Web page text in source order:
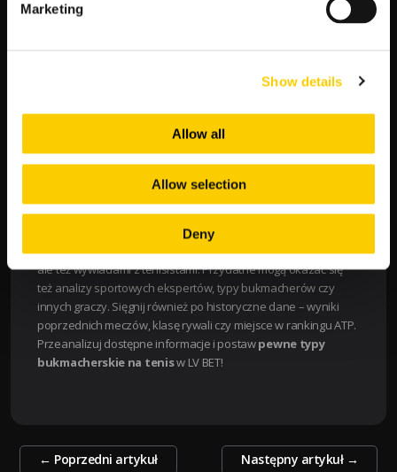
Marketing
Show details
Allow all
Allow selection
Deny
tym wskażesz zwycięzcę, dokładny wynik, obstawisz gemy czy
handicapy. Na każdy z nich otrzymasz wysokie kursy, a do
TENIS ATP W LV BET
Nowy sezon tenisowy to nowe możliwości wzakładach
LV BET! Aby stawiać tylko pewne typy i cieszyć
Kluczowe są aktualne informacje o formie i możliwości
zawodników. Warto zajrzeć do mediów społecznościowych i
zapoznać się z informacjami z treningów oraz przygotowań,
ale też wywiadami z tenisistami. Przydatne mogą okazać się
też analizy sportowych ekspertów, typy bukmacherów czy
innych graczy. Sięgnij również po historyczne dane – wyniki
poprzednich meczów, klasę rywali czy miejsce w rankingu ATP.
Przeanalizuj dostępne informacje i postawpewne typy
bukmacherskie na tenisw LV BET!
Zobacz
← Poprzedni artykuł Następny artykuł →